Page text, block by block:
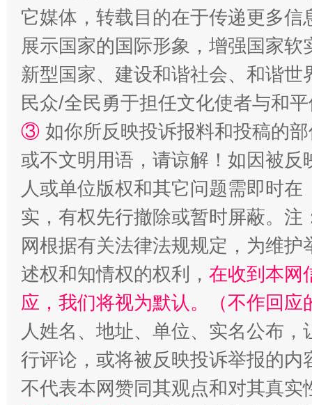
招工难、用工荒背后
它媒体，转载目的在于传递更多
展示国家的国际形象，增强国家
新型国家、建设和谐社会、和谐
民众/全民勇于担任文化使者与和
③ 如你所反映投诉报料和投稿的
或不文明用语，请谅解！如因被
人或单位版权和其它问题需即时在
实，有权先行撤除或暂时屏蔽。
网根据有关法律法规规定，为维
述权和知情权的权利， 在收到本网
应，我们将视为默认。（不作回应
人姓名、地址、单位、实名公布
行评论，或将被反映投诉举报的
不代表本网赞同其观点和对其真实